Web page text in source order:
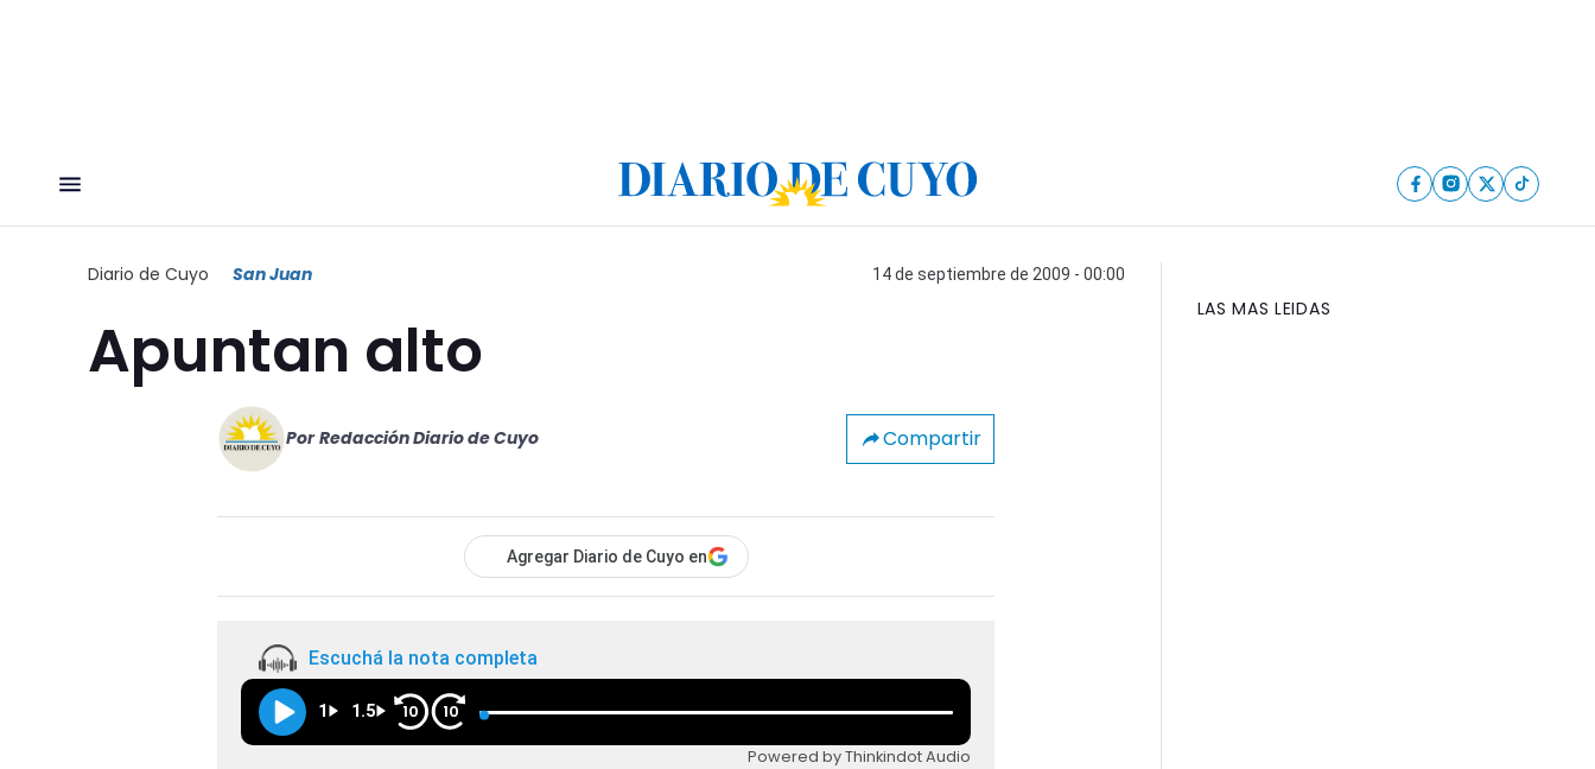
Diario de Cuyo San Juan 14 de septiembre de 2009 - 00:00
Apuntan alto
Por Redacción Diario de Cuyo Compartir
Agregar Diario de Cuyo en
Escuchá la nota completa
1 1.5 10 10
Powered by Thinkindot Audio
LAS MAS LEIDAS